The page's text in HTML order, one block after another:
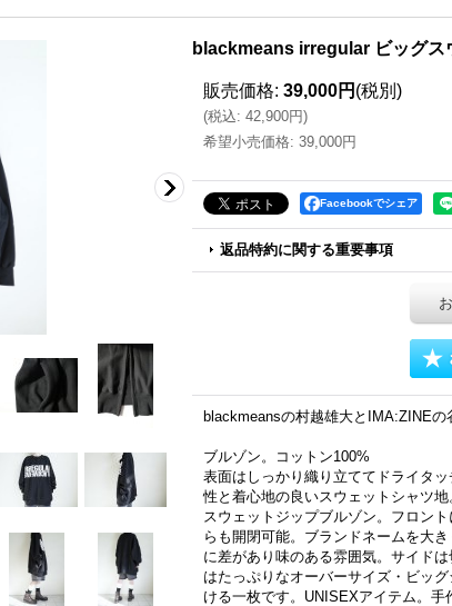
blackmeans irregular ビッグス
販売価格: 39,000円 (税別)
(税込: 42,900円)
希望小売価格: 39,000円
Facebookでシェア
返品特約に関する重要事項
blackmeansの村越雄大とIMA:ZINE
ブルゾン。コットン100%
表面はしっかり織り立ててドライタ
性と着心地の良いスウェットシャツ地
スウェットジップブルゾン。フロン
らも開閉可能。ブランドネームを大
に差があり味のある雰囲気。サイド
はたっぷりなオーバーサイズ・ビッ
ける一枚です。UNISEXアイテム。